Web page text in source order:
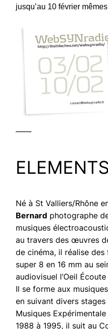
jusqu’au 10 février
——
ELEMENTS
Né à St Valliers/Rhône
Bernard photographe
musiques
au travers des œuvres
de cinéma, il réalise
super 8 en 16 mm au
audiovisuel l’Oeil
Il se forme aux
en suivant divers
Musiques
1988 à 1995, il suit au